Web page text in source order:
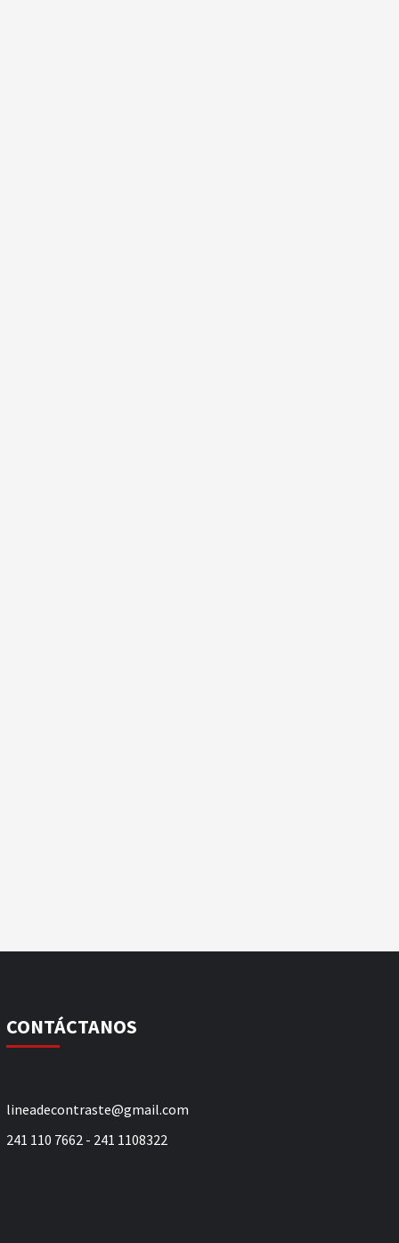
CONTÁCTANOS
lineadecontraste@gmail.com
241 110 7662 - 241 1108322